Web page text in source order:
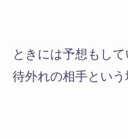
ときには予想もし
待外れの相手とい